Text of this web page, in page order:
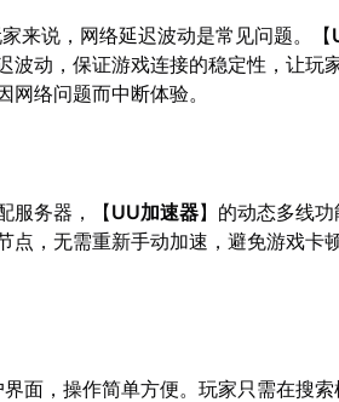
来说，网络延迟波动是常见问题。【
波动，保证游戏连接的稳定性，让玩
络问题而中断体验。
服务器，【UU加速器】的动态多线
点，无需重新手动加速，避免游戏卡
面，操作简单方便。玩家只需在搜